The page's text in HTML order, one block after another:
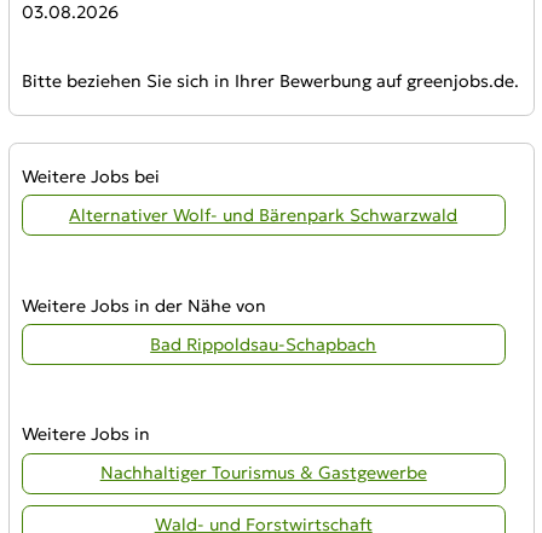
03.08.2026
Bitte beziehen Sie sich in Ihrer Bewerbung auf greenjobs.de.
Weitere Jobs bei
Alternativer Wolf- und Bärenpark Schwarzwald
Weitere Jobs in der Nähe von
Bad Rippoldsau-Schapbach
Weitere Jobs in
Nachhaltiger Tourismus & Gastgewerbe
Wald- und Forstwirtschaft